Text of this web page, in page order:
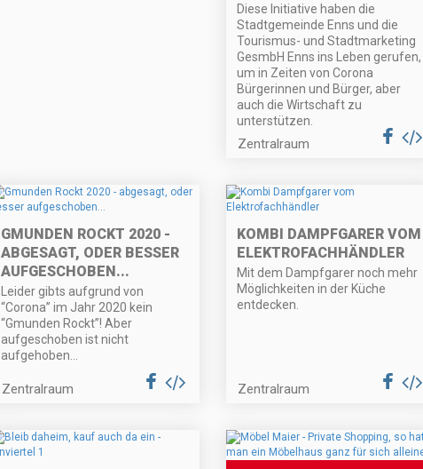
Diese Initiative haben die
Stadtgemeinde Enns und die
Tourismus- und Stadtmarketing
GesmbH Enns ins Leben gerufen,
um in Zeiten von Corona
Bürgerinnen und Bürger, aber
auch die Wirtschaft zu
unterstützen.
Zentralraum
GMUNDEN ROCKT 2020 -
ABGESAGT, ODER BESSER
AUFGESCHOBEN...
Leider gibts aufgrund von
“Corona” im Jahr 2020 kein
“Gmunden Rockt”! Aber
aufgeschoben ist nicht
aufgehoben...
Zentralraum
KOMBI DAMPFGARER VOM
ELEKTROFACHHÄNDLER
Mit dem Dampfgarer noch mehr
Möglichkeiten in der Küche
entdecken.
Zentralraum